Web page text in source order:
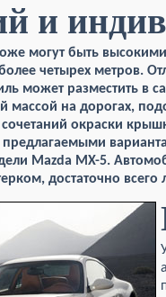
и
могут быть
четырех метров.
может разместить в
массой на дорогах,
сочетаний окраски
Mazda MX-5.
достаточно